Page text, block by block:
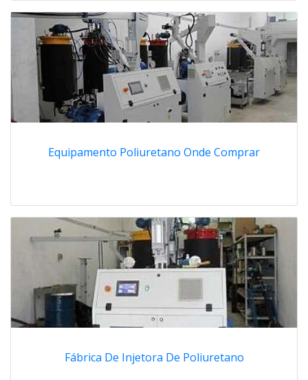
Equipamento Poliuretano Onde Comprar
Fábrica De Injetora De Poliuretano